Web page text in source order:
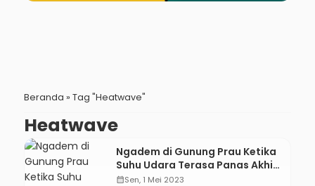
Beranda » Tag "Heatwave"
Heatwave
Ngadem di Gunung Prau Ketika
Suhu Udara Terasa Panas Akhir-
akhir Ini
calendar_monthSen, 1 Mei 2023